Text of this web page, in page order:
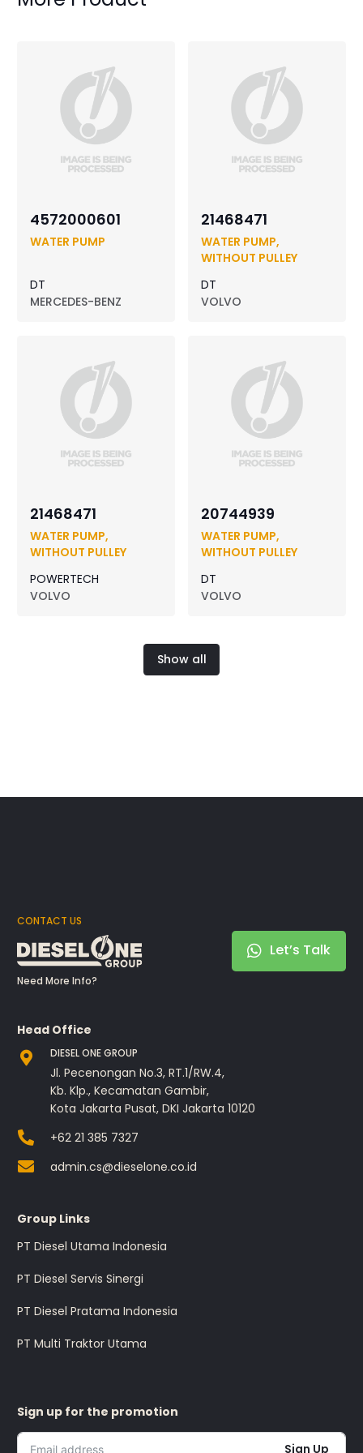
4572000601
WATER PUMP
DT
MERCEDES-BENZ
21468471
WATER PUMP,
WITHOUT PULLEY
DT
VOLVO
21468471
WATER PUMP,
WITHOUT PULLEY
POWERTECH
VOLVO
20744939
WATER PUMP,
WITHOUT PULLEY
DT
VOLVO
Show all
CONTACT US
Need More Info?
Let’s Talk
Head Office
DIESEL ONE GROUP
Jl. Pecenongan No.3, RT.1/RW.4,
Kb. Klp., Kecamatan Gambir,
Kota Jakarta Pusat, DKI Jakarta 10120
+62 21 385 7327
admin.cs@dieselone.co.id
Group Links
PT Diesel Utama Indonesia
PT Diesel Servis Sinergi
PT Diesel Pratama Indonesia
PT Multi Traktor Utama
Sign up for the promotion
Sign Up